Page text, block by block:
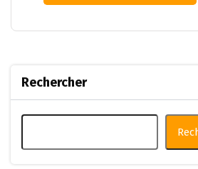
Rechercher